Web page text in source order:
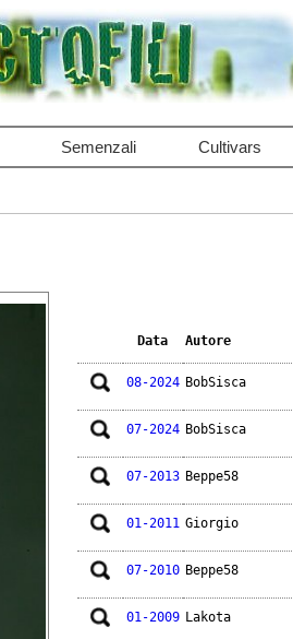
Semenzali Cultivars
Data Autore
08-2024 BobSisca
07-2024 BobSisca
07-2013 Beppe58
01-2011 Giorgio
07-2010 Beppe58
01-2009 Lakota